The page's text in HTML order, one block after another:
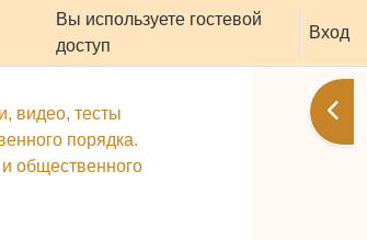
Вы используете гостевой
доступ
Вход
видео, тесты
порядка.
общественного